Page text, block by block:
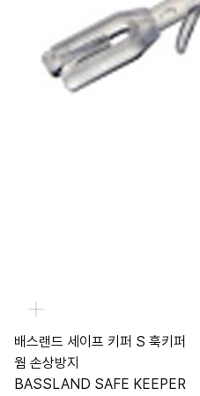
배스랜드 세이프 키퍼 S 훅키퍼
웜 손상방지
BASSLAND SAFE KEEPER